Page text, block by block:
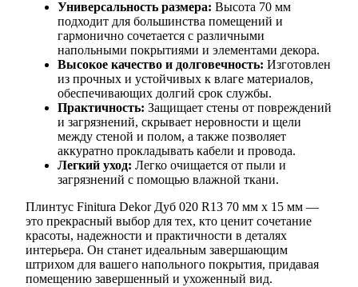
Универсальность размера: Высота 70 мм
подходит для большинства помещений и
гармонично сочетается с различными
напольными покрытиями и элементами декора.
Высокое качество и долговечность: Изготовлен
из прочных и устойчивых к влаге материалов,
обеспечивающих долгий срок службы.
Практичность: Защищает стены от повреждений
и загрязнений, скрывает неровности и щели
между стеной и полом, а также позволяет
аккуратно прокладывать кабели и провода.
Легкий уход: Легко очищается от пыли и
загрязнений с помощью влажной ткани.
Плинтус Finitura Dekor Дуб 020 R13 70 мм х 15 мм —
это прекрасный выбор для тех, кто ценит сочетание
красоты, надежности и практичности в деталях
интерьера. Он станет идеальным завершающим
штрихом для вашего напольного покрытия, придавая
помещению завершенный и ухоженный вид.